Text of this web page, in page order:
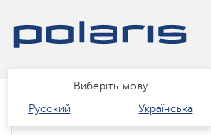
Виберіть мову
Русский
Українська
Каталог розумний дім